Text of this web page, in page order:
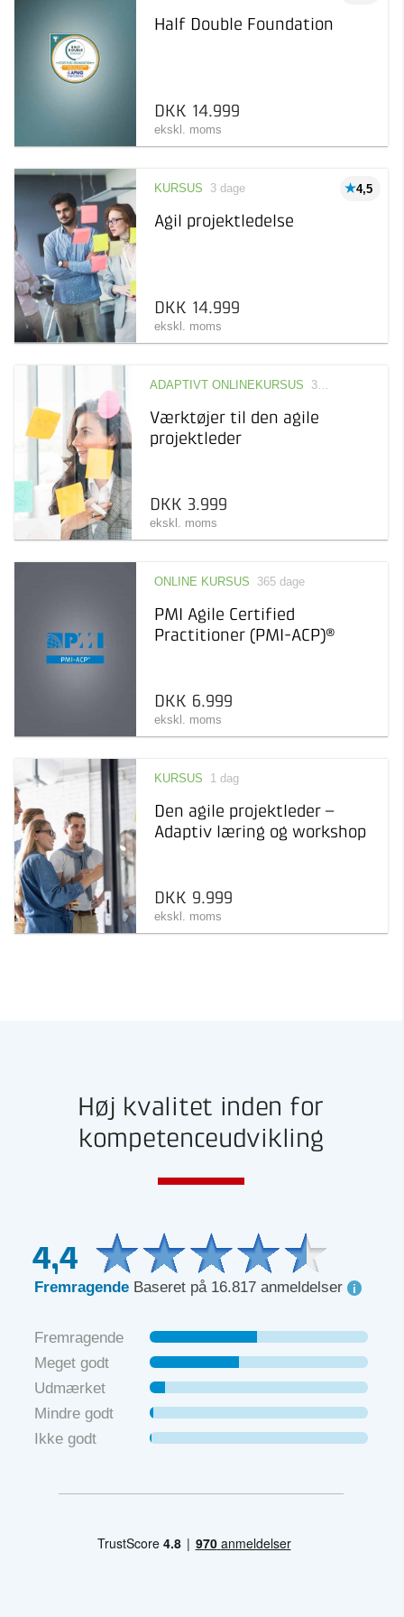
Adaptivt onlinekursus
Online læring, der tilpasses
til dig og dit niveau
Kursus
tages, når det passer dig
Afholdelsesgaranti
Half Double Foundation
DKK 14.999
ekskl. moms
4,5
KURSUS 3 dage
Agil projektledelse
DKK 14.999
ekskl. moms
ADAPTIVT ONLINEKURSUS
Værktøjer til den agile
projektleder
DKK 3.999
ekskl. moms
ONLINE KURSUS 365 dage
PMI Agile Certified
Practitioner (PMI-ACP)®
DKK 6.999
ekskl. moms
KURSUS 1 dag
Den agile projektleder –
Adaptiv læring og workshop
DKK 9.999
ekskl. moms
Høj kvalitet inden for
kompetenceudvikling
4,4
Fremragende Baseret på 16.817 anmeldelser
Fremragende
Meget godt
Udmærket
Mindre godt
Ikke godt